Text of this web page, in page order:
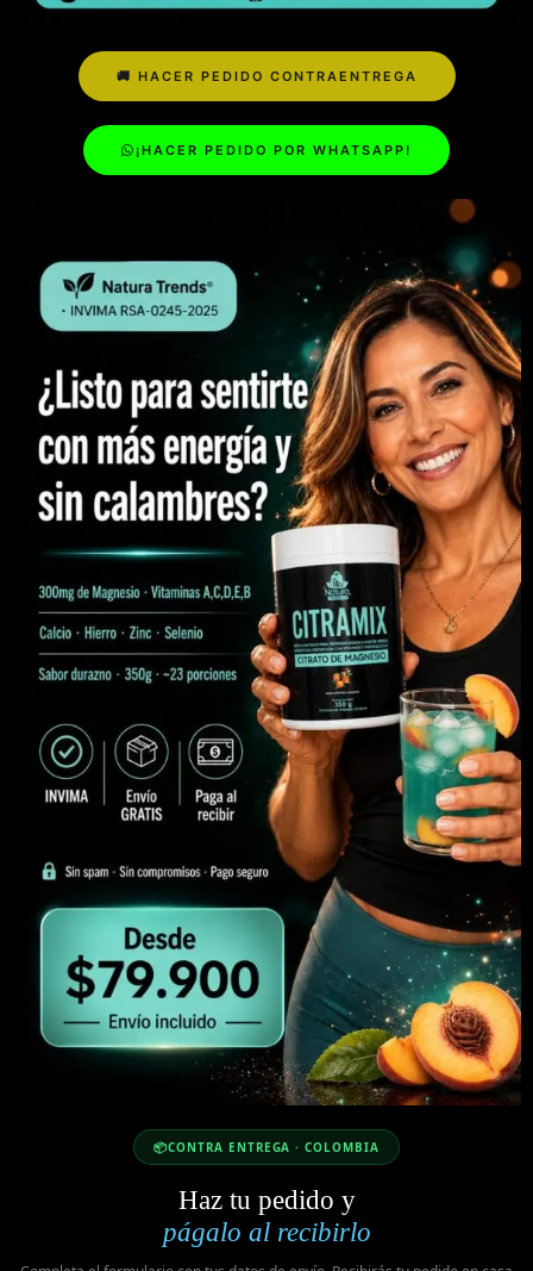
🚚 HACER PEDIDO CONTRAENTREGA
¡HACER PEDIDO POR WHATSAPP!
📦CONTRA ENTREGA · COLOMBIA
Haz tu pedido y
págalo al recibirlo